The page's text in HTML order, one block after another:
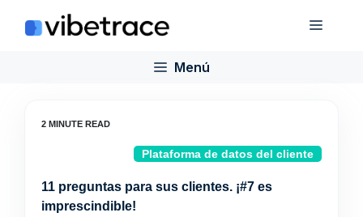
Menú
Menú
Plataforma de datos del cliente
11 preguntas para sus clientes. ¡#7 es
imprescindible!